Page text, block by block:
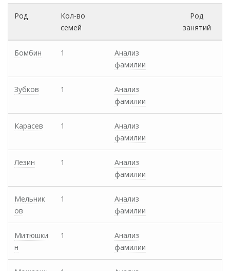
Род
Кол-во
семей
Род
занятий
Бомбин 1
Анализ
фамилии
Зубков 1
Анализ
фамилии
Карасев 1
Анализ
фамилии
Лезин 1
Анализ
фамилии
Мельник
ов
1
Анализ
фамилии
Митюшки
н
1
Анализ
фамилии